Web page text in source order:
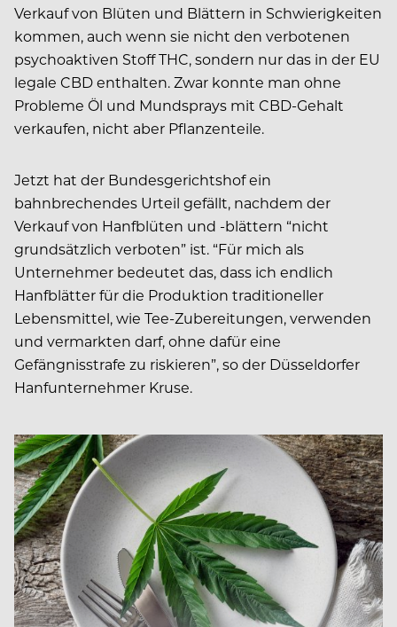
Verkauf von Blüten und Blättern in Schwierigkeiten
kommen, auch wenn sie nicht den verbotenen
psychoaktiven Stoff THC, sondern nur das in der EU
legale CBD enthalten. Zwar konnte man ohne
Probleme Öl und Mundsprays mit CBD-Gehalt
verkaufen, nicht aber Pflanzenteile.
Jetzt hat der Bundesgerichtshof ein
bahnbrechendes Urteil gefällt, nachdem der
Verkauf von Hanfblüten und -blättern “nicht
grundsätzlich verboten” ist. “Für mich als
Unternehmer bedeutet das, dass ich endlich
Hanfblätter für die Produktion traditioneller
Lebensmittel, wie Tee-Zubereitungen, verwenden
und vermarkten darf, ohne dafür eine
Gefängnisstrafe zu riskieren”, so der Düsseldorfer
Hanfunternehmer Kruse.